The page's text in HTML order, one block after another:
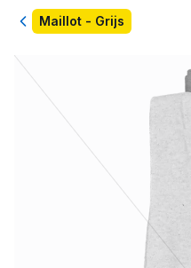
TerugMaillot - Grijs